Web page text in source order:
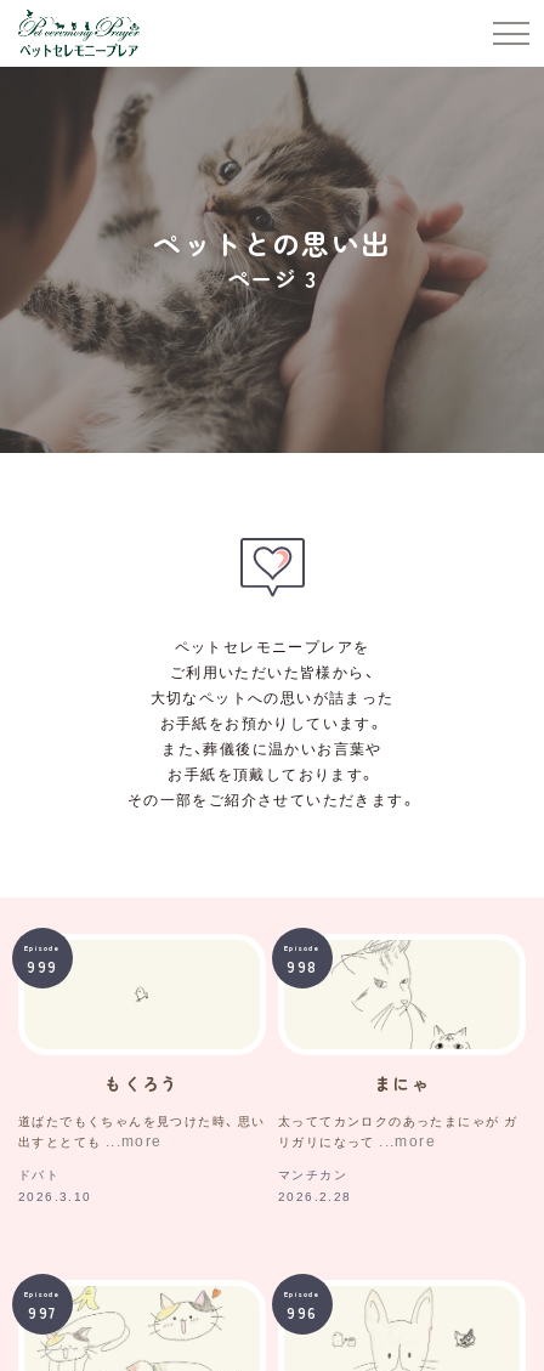
ペットとの思い出
ページ 3
ペットセレモニープレアを
ご利用いただいた皆様から、
大切なペットへの思いが詰まった
お手紙をお預かりしています。
また、葬儀後に温かいお言葉や
お手紙を頂戴しております。
その一部をご紹介させていただきます。
Episode
999
もくろう
道ばたでもくちゃんを見つけた時、 思い
出すととても
ドバト
2026.3.10
Episode
998
まにゃ
太っててカンロクのあったまにゃが ガ
リガリになって
マンチカン
2026.2.28
Episode
997
Episode
996